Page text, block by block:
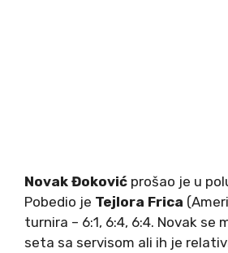
Novak Đoković prošao je u
Pobedio je Tejlora Frica
turnira – 6:1, 6:4, 6:4. Novak se
seta sa servisom ali ih je